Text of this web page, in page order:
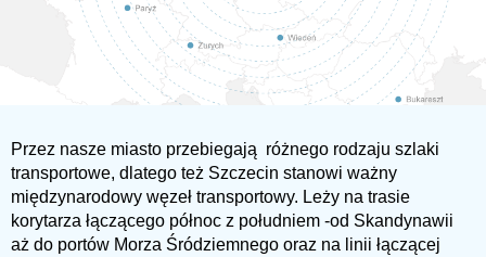
Przez nasze miasto przebiegają różnego rodzaju szlaki
transportowe, dlatego też Szczecin stanowi ważny
międzynarodowy węzeł transportowy. Leży na trasie
korytarza łączącego północ z południem -od Skandynawii
aż do portów Morza Śródziemnego oraz na linii łączącej